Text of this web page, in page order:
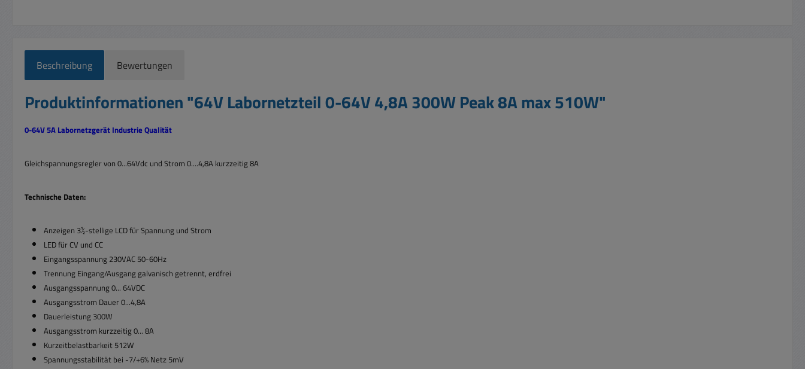
Beschreibung Bewertungen
Produktinformationen "64V Labornetzteil 0-64V 4,8A 300W Peak 8A max 510W"
0-64V 5A Labornetzgerät Industrie Qualität
Gleichspannungsregler von 0...64Vdc und Strom 0....4,8A kurzzeitig 8A
Technische Daten:
Anzeigen 3½-stellige LCD für Spannung und Strom
LED für CV und CC
Eingangsspannung 230VAC 50-60Hz
Trennung Eingang/Ausgang galvanisch getrennt, erdfrei
Ausgangsspannung 0... 64VDC
Ausgangsstrom Dauer 0...4,8A
Dauerleistung 300W
Ausgangsstrom kurzzeitig 0... 8A
Kurzeitbelastbarkeit 512W
Spannungsstabilität bei -7/+6% Netz 5mV